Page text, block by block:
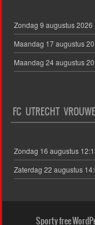
Zondag 9 augustus
Maandag 17 augustus
Maandag 24 augustus
FC UTRECHT
Zondag 16 augustus
Zaterdag 22 augustus
Sporty free